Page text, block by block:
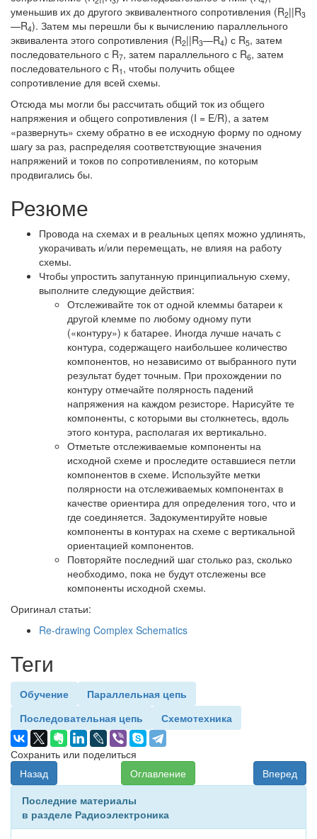
уменьшив их до другого эквивалентного сопротивления (R2||R3
—R4). Затем мы перешли бы к вычислению параллельного
эквивалента этого сопротивления (R2||R3—R4) с R5, затем
последовательного с R7, затем параллельного с R6, затем
последовательного с R1 , чтобы получить общее
сопротивление для всей схемы.
Отсюда мы могли бы рассчитать общий ток из общего
напряжения и общего сопротивления (I = E/R), а затем
«развернуть» схему обратно в ее исходную форму по одному
шагу за раз, распределяя соответствующие значения
напряжений и токов по сопротивлениям, по которым
продвигались бы.
Резюме
Провода на схемах и в реальных цепях можно удлинять,
укорачивать и/или перемещать, не влияя на работу
схемы.
Чтобы упростить запутанную принципиальную схему,
выполните следующие действия:
Отслеживайте ток от одной клеммы батареи к
другой клемме по любому одному пути
(«контуру») к батарее. Иногда лучше начать с
контура, содержащего наибольшее количество
компонентов, но независимо от выбранного пути
результат будет точным. При прохождении по
контуру отмечайте полярность падений
напряжения на каждом резисторе. Нарисуйте те
компоненты, с которыми вы столкнетесь, вдоль
этого контура, располагая их вертикально.
Отметьте отслеживаемые компоненты на
исходной схеме и проследите оставшиеся петли
компонентов в схеме. Используйте метки
полярности на отслеживаемых компонентах в
качестве ориентира для определения того, что и
где соединяется. Задокументируйте новые
компоненты в контурах на схеме с вертикальной
ориентацией компонентов.
Повторяйте последний шаг столько раз, сколько
необходимо, пока не будут отслежены все
компоненты исходной схемы.
Оригинал статьи:
Re-drawing Complex Schematics
Теги
Обучение
Параллельная цепь
Последовательная цепь
Схемотехника
Сохранить или поделиться
Назад
Оглавление
Вперед
Последние материалы
в разделе Радиоэлектроника